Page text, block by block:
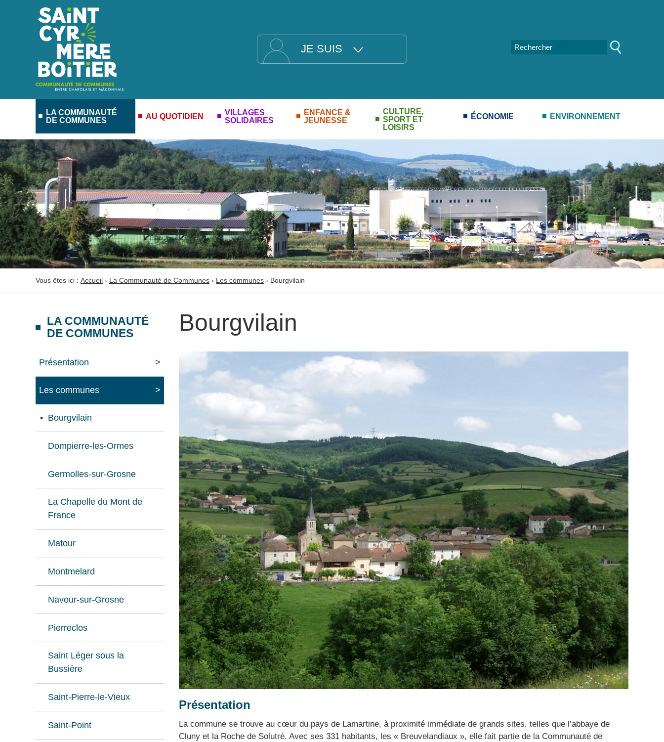
JE SUIS
LA COMMUNAUTÉ
DE COMMUNES
AU QUOTIDIEN
VILLAGES
SOLIDAIRES
ENFANCE &
JEUNESSE
CULTURE,
SPORT ET
LOISIRS
ÉCONOMIE ENVIRONNEMENT
Vous êtes ici : Accueil › La Communauté de Communes › Les communes › Bourgvilain
LA COMMUNAUTÉ
DE COMMUNES
Présentation
Les communes
Bourgvilain
Dompierre-les-Ormes
Germolles-sur-Grosne
La Chapelle du Mont de
France
Matour
Montmelard
Navour-sur-Grosne
Pierreclos
Saint Léger sous la
Bussière
Saint-Pierre-le-Vieux
Saint-Point
Bourgvilain
Présentation
La commune se trouve au cœur du pays de Lamartine, à proximité immédiate de grands sites, telles que l’abbaye de
Cluny et la Roche de Solutré. Avec ses 331 habitants, les « Breuvelandiaux », elle fait partie de la Communauté de